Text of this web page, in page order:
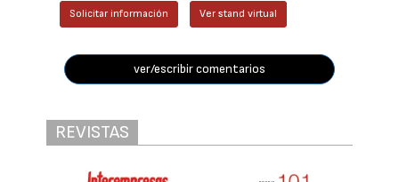
Solicitar información Ver stand virtual
ver/escribir comentarios
REVISTAS